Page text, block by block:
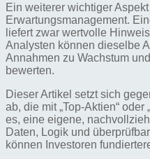
Ein weiterer wichtiger
Erwartungsmanagement.
liefert zwar wertvolle
Analysten können dieselbe
Annahmen zu Wachstum
bewerten.
Dieser Artikel setzt sich
ab, die mit „Top-Aktien“
es, eine eigene,
Daten, Logik und
können Investoren